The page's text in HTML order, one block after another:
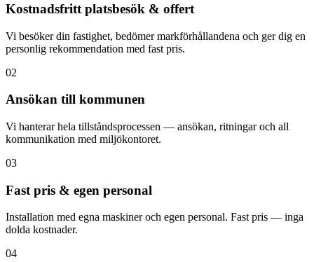
Kostnadsfritt platsbesök & offert
Vi besöker din fastighet, bedömer markförhållandena och ger dig en
personlig rekommendation med fast pris.
02
Ansökan till kommunen
Vi hanterar hela tillståndsprocessen — ansökan, ritningar och all
kommunikation med miljökontoret.
03
Fast pris & egen personal
Installation med egna maskiner och egen personal. Fast pris — inga
dolda kostnader.
04